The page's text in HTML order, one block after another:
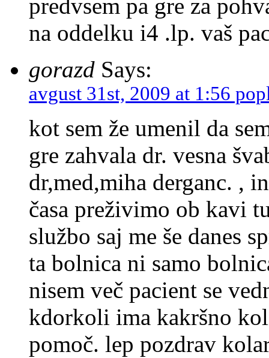
predvsem pa gre za
na oddelku i4 .lp. vaš
gorazd Says:
avgust 31st, 2009 at 1:56
kot sem že umenil da
gre zahvala dr. vesna
dr,med,miha derganc. ,
časa preživimo ob kavi
službo saj me še danes
ta bolnica ni samo
nisem več pacient se
kdorkoli ima kakršno
pomoč. lep pozdrav